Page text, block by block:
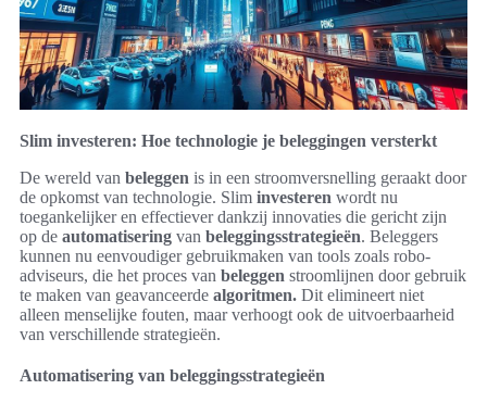
Slim investeren: Hoe technologie je beleggingen versterkt
De wereld van beleggen is in een stroomversnelling geraakt door
de opkomst van technologie. Slim investeren wordt nu
toegankelijker en effectiever dankzij innovaties die gericht zijn
op de automatisering van beleggingsstrategieën. Beleggers
kunnen nu eenvoudiger gebruikmaken van tools zoals robo-
adviseurs, die het proces van beleggen stroomlijnen door gebruik
te maken van geavanceerde algoritmen. Dit elimineert niet
alleen menselijke fouten, maar verhoogt ook de uitvoerbaarheid
van verschillende strategieën.
Automatisering van beleggingsstrategieën